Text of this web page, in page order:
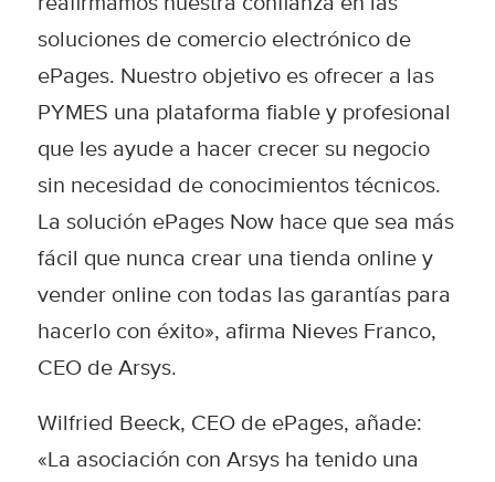
soluciones de comercio electrónico de
ePages. Nuestro objetivo es ofrecer a las
PYMES una plataforma fiable y profesional
que les ayude a hacer crecer su negocio
sin necesidad de conocimientos técnicos.
La solución ePages Now hace que sea más
fácil que nunca crear una tienda online y
vender online con todas las garantías para
hacerlo con éxito», afirma Nieves Franco,
CEO de Arsys.
Wilfried Beeck, CEO de ePages, añade:
«La asociación con Arsys ha tenido una